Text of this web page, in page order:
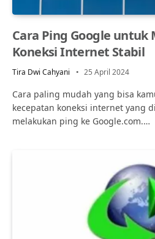
Cara Ping Google
Koneksi Internet Stabil
Tira Dwi Cahyani 25 April 2024
Cara paling mudah yang bisa
kecepatan koneksi internet yang
melakukan ping ke Google.com.…